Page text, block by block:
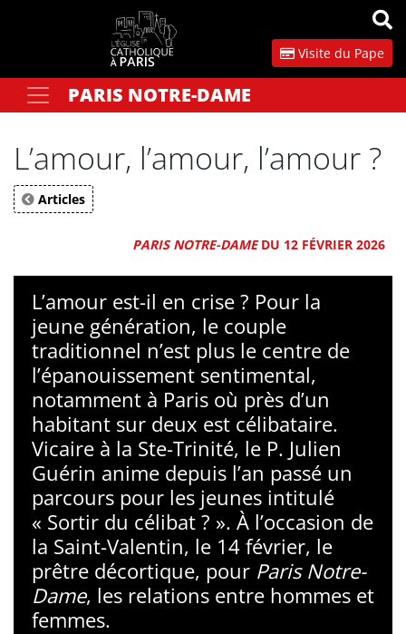
Visite du Pape
Votre recherchePARIS NOTRE-DAME
L’amour, l’amour, l’amour ?
Articles
PARIS NOTRE-DAMEDU 12 FÉVRIER 2026
L’amour est-il en crise ? Pour la
jeune génération, le couple
traditionnel n’est plus le centre de
l’épanouissement sentimental,
notamment à Paris où près d’un
habitant sur deux est célibataire.
Vicaire à la Ste-Trinité, le P. Julien
Guérin anime depuis l’an passé un
parcours pour les jeunes intitulé
« Sortir du célibat ? ». À l’occasion de
la Saint-Valentin, le 14 février, le
prêtre décortique, pour Paris Notre-
Dame, les relations entre hommes et
femmes.
Panneau de gestion des cookies